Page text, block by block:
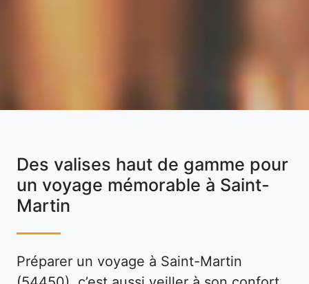
Des valises haut de gamme pour
un voyage mémorable à Saint-
Martin
Préparer un voyage à Saint-Martin